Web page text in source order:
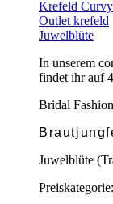
Krefeld
Outlet krefeld
Juwelblüte
In unserem
findet ihr auf
Bridal Fashion
Juwelblüte